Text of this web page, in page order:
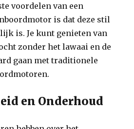
voordelen van een
is dat deze stil
is. Je kunt genieten van
zonder het lawaai en de
gaan met traditionele
en Onderhoud